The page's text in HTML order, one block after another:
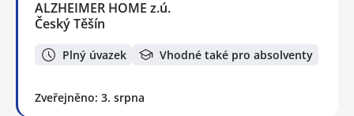
ALZHEIMER HOME z.ú.
Český Těšín
Plný úvazek Vhodné také pro absolventy
Zveřejněno: 3. srpna